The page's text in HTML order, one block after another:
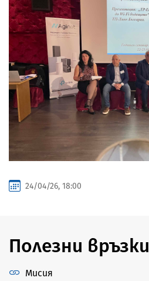
24/04/26, 18:00
Полезни връзки
Мисия